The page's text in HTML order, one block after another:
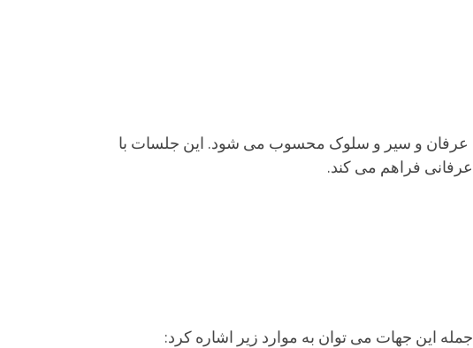
عرفان و سیر و سلوک محسوب می شود. این جلسات با
عرفانی فراهم می کند.
این جهات می توان به موارد زیر اشاره کرد: